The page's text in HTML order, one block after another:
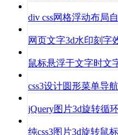
div css网格浮动布局
网页文字3d水印刻字
鼠标悬浮于文字时文
css3设计圆形菜单导
jQuery图片3d旋转循
纯css3图片3d旋转鼠